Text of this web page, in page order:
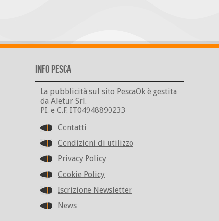
Info Pesca
La pubblicità sul sito PescaOk è gestita
da Aletur Srl.
P.I. e C.F. IT04948890233
Contatti
Condizioni di utilizzo
Privacy Policy
Cookie Policy
Iscrizione Newsletter
News